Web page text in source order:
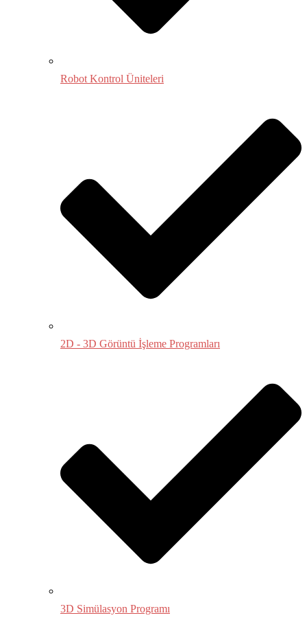
Robot Kontrol Üniteleri
2D - 3D Görüntü İşleme Programları
3D Simülasyon Programı